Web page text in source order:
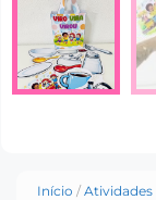
Início / Atividades